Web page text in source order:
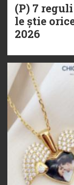
(P) 7
le știe
2026